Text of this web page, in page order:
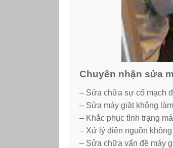
Chuyên nhận sửa
– Sửa chữa sự cố mạch
– Sửa máy giặt không
– Khắc phục tình trạng
– Xử lý điện nguồn
– Sửa chữa vấn đề máy